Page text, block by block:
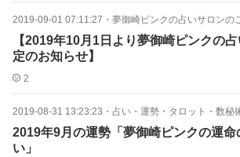
2019-09-01 07:11:27 ・ 夢御崎ピンクの占いサロンの
【2019年10月1日より夢御崎ピンクの
定のお知らせ】
2
2019-08-31 13:23:23 ・ 占い・運勢・タロット・数秘
2019年9月の運勢「夢御崎ピンクの運命
い」